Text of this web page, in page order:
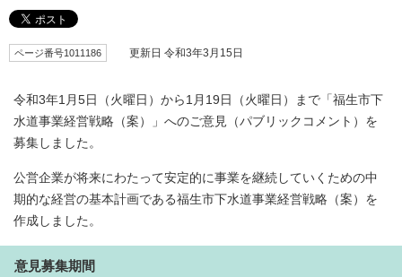
ページ番号1011186 更新日 令和3年3月15日
令和3年1月5日（火曜日）から1月19日（火曜日）まで「福生市下
水道事業経営戦略（案）」へのご意見（パブリックコメント）を
募集しました。
公営企業が将来にわたって安定的に事業を継続していくための中
期的な経営の基本計画である福生市下水道事業経営戦略（案）を
作成しました。
意見募集期間